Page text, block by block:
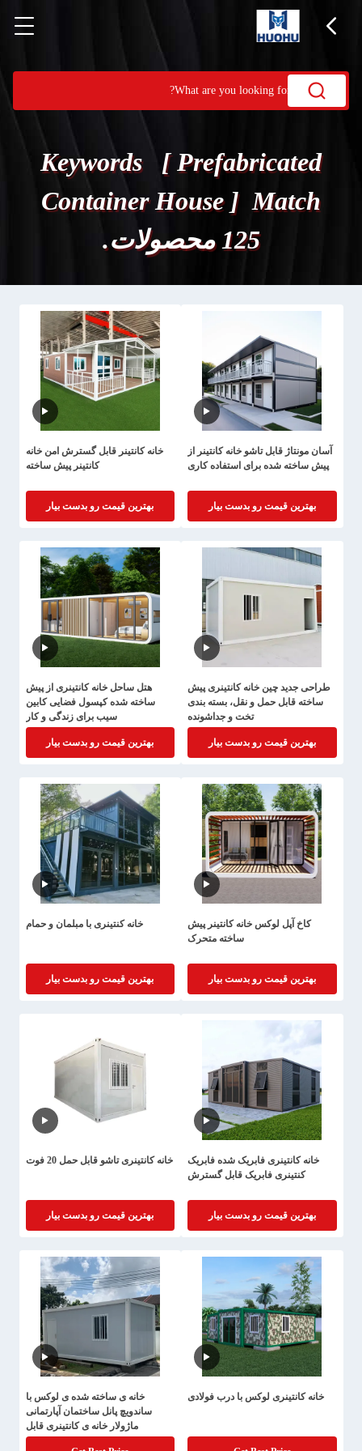
Keywords [ Prefabricated
Container House ] Match
125 محصولات.
آسان مونتاژ قابل تاشو خانه کانتینر از
پیش ساخته شده برای استفاده کاری
بهترین قیمت رو بدست بیار
خانه کانتینر قابل گسترش امن خانه
کانتینر پیش ساخته
بهترین قیمت رو بدست بیار
طراحی جدید چین خانه کانتینری پیش
ساخته قابل حمل و نقل، بسته بندی
تخت و جداشونده
بهترین قیمت رو بدست بیار
هتل ساحل خانه کانتینری از پیش
ساخته شده کپسول فضایی کابین
سیب برای زندگی و کار
بهترین قیمت رو بدست بیار
کاخ آپل لوکس خانه کانتینر پیش
ساخته متحرک
بهترین قیمت رو بدست بیار
خانه کنتینری با مبلمان و حمام
بهترین قیمت رو بدست بیار
خانه کانتینری فابریک شده فابریک
کنتینری فابریک قابل گسترش
بهترین قیمت رو بدست بیار
خانه کانتینری تاشو قابل حمل 20 فوت
بهترین قیمت رو بدست بیار
خانه کانتینری لوکس با درب فولادی
خانه ی ساخته شده ی لوکس با
ساندویچ پانل ساختمان آپارتمانی
ماژولار خانه ی کانتینری قابل
جداسازی